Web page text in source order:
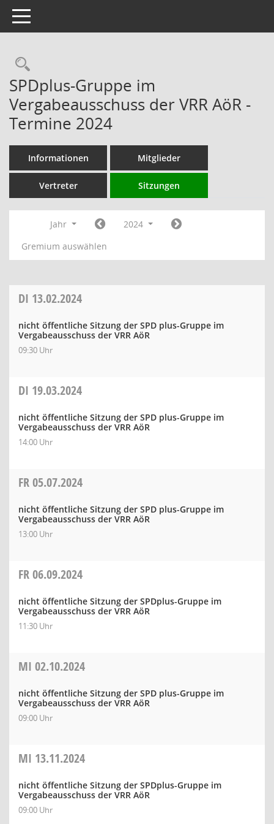
Toggle navigation
Rechercheauswahl
SPDplus-Gruppe im
Vergabeausschuss der VRR AöR -
Termine 2024
Informationen Mitglieder
Vertreter Sitzungen
Jahr
2024
Gremium auswählen
DI 13.02.2024
nicht öffentliche Sitzung der SPD plus-Gruppe im
Vergabeausschuss der VRR AöR
09:30 Uhr
DI 19.03.2024
nicht öffentliche Sitzung der SPD plus-Gruppe im
Vergabeausschuss der VRR AöR
14:00 Uhr
FR05.07.2024
nicht öffentliche Sitzung der SPD plus-Gruppe im
Vergabeausschuss der VRR AöR
13:00 Uhr
FR06.09.2024
nicht öffentliche Sitzung der SPDplus-Gruppe im
Vergabeausschuss der VRR AöR
11:30 Uhr
MI 02.10.2024
nicht öffentliche Sitzung der SPD plus-Gruppe im
Vergabeausschuss der VRR AöR
09:00 Uhr
MI 13.11.2024
nicht öffentliche Sitzung der SPDplus-Gruppe im
Vergabeausschuss der VRR AöR
09:00 Uhr